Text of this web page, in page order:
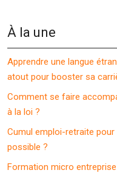
À la une
Apprendre une langue
atout pour booster sa
Comment se faire
à la loi ?
Cumul emploi-retraite pour
possible ?
Formation micro